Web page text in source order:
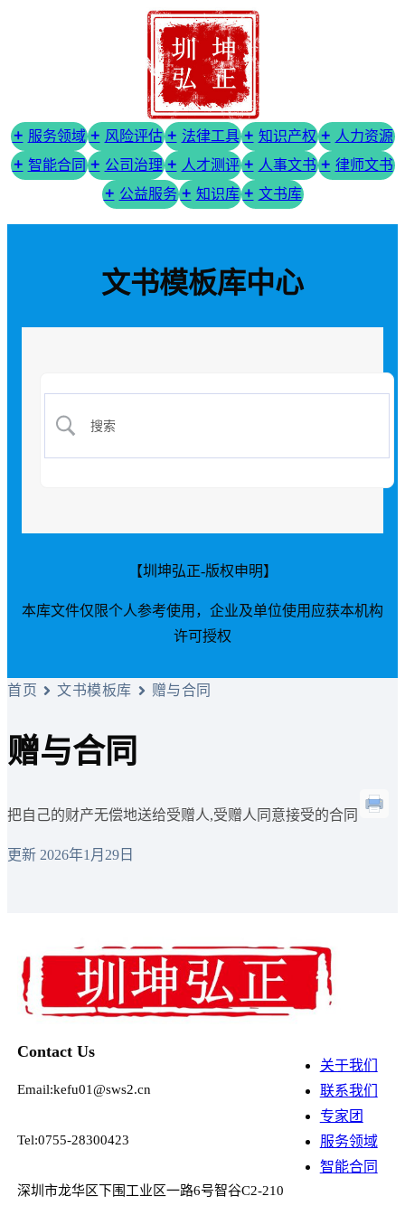
服务领域 风险评估 法律工具 知识产权
人力资源
智能合同
公司治理 人才测评 人事文书
律师文书
公益服务
知识库 文书库
文书模板库中心
【圳坤弘正-版权申明】
本库文件仅限个人参考使用，企业及单位使用应获本机构
许可授权
首页 文书模板库 赠与合同
赠与合同
把自己的财产无偿地送给受赠人,受赠人同意接受的合同
更新 2026年1月29日
Contact Us
Email:kefu01@sws2.cn
Tel:0755-28300423
深圳市龙华区下围工业区一路6号智谷C2-210
关于我们
联系我们
专家团
服务领域
智能合同